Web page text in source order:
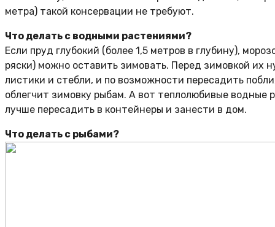
метра) такой консервации не требуют.
Что делать с водными растениями?
Если пруд глубокий (более 1,5 метров в глубину),
ряски) можно оставить зимовать. Перед зимовкой
листики и стебли, и по возможности пересадить
облегчит зимовку рыбам. А вот теплолюбивые водные
лучше пересадить в контейнеры и занести в дом.
Что делать с рыбами?